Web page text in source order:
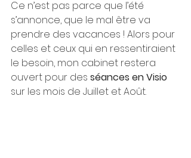
Ce n’est pas parce que l’été
s’annonce, que le mal être va
prendre des vacances ! Alors pour
celles et ceux qui en ressentiraient
le besoin, mon cabinet restera
ouvert pour des séances en Visio
sur les mois de Juillet et Août.